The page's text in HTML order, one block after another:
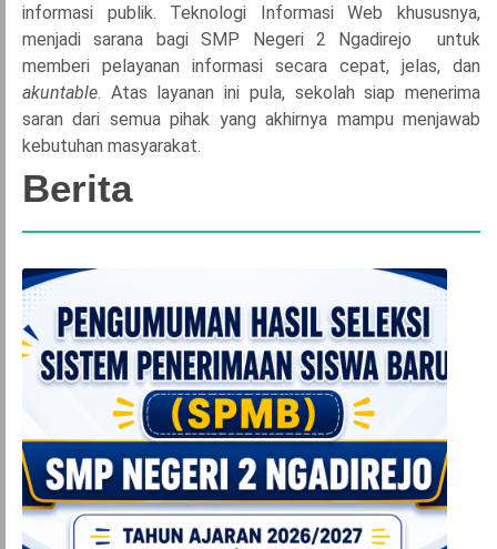
informasi publik. Teknologi Informasi Web khususnya,
menjadi sarana bagi SMP Negeri 2 Ngadirejo untuk
memberi pelayanan informasi secara cepat, jelas, dan
akuntable. Atas layanan ini pula, sekolah siap menerima
saran dari semua pihak yang akhirnya mampu menjawab
kebutuhan masyarakat.
Berita